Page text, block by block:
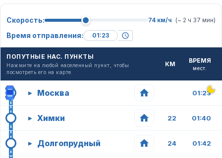
Скорость: 74 км/ч (~ 2 ч 37 мин)
Время отправления:
ПОПУТНЫЕ НАС. ПУНКТЫ
Нажмите на любой населенный пункт, чтобы
посмотреть его на карте
КМ ВРЕМЯ
мест.
▸ Москва 01:23
▸ Химки 22 01:40
▸ Долгопрудный 24 01:42